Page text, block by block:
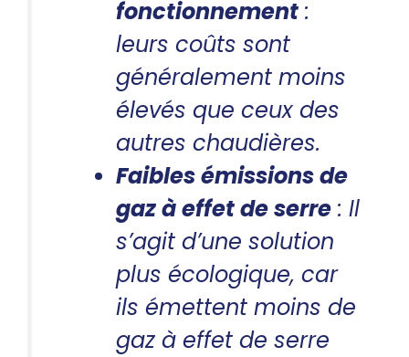
fonctionnement :
leurs coûts sont
généralement moins
élevés que ceux des
autres chaudières.
Faibles émissions de
gaz à effet de serre : Il
s’agit d’une solution
plus écologique, car
ils émettent moins de
gaz à effet de serre